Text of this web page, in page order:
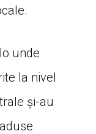
unde
la nivel
și-au